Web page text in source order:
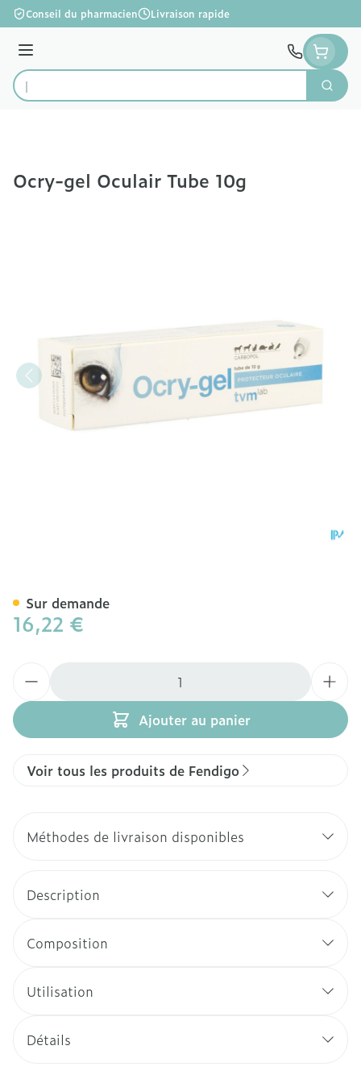
Aller au contenu
Conseil du pharmacien Livraison rapide
Menu
Rechercher
Ocry-gel Oculair Tube 10g
16,22 €
Ajouter au panier
Sur demande
Voir tous les produits de Fendigo
Méthodes de livraison disponibles
Description
Composition
Utilisation
Détails